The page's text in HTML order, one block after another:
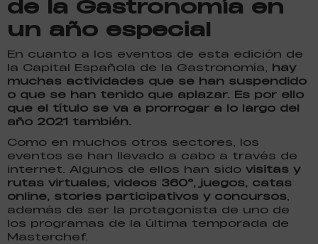
de la Gastronomía en
un año especial
En cuanto a los eventos de esta edición de
la Capital Española de la Gastronomía, hay
muchas actividades que se han suspendido
o que se han tenido que aplazar. Es por ello
que el título se va a prorrogar a lo largo del
año 2021 también.
Como en muchos otros sectores, los
eventos se han llevado a cabo a través de
internet. Algunos de ellos han sido visitas y
rutas virtuales, videos 360⁰, juegos, catas
online, stories participativos y concursos,
además de ser la protagonista de uno de
los programas de la última temporada de
Masterchef.